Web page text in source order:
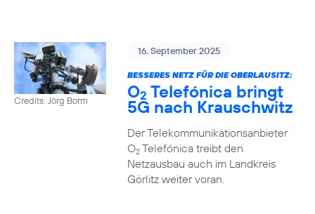
Credits: Jörg Borm
16. September 2025
BESSERES NETZ FÜR DIE OBERLAUSITZ:
O2 Telefónica bringt
5G nach Krauschwitz
Der Telekommunikationsanbieter
O2Telefónica treibt den
Netzausbau auch im Landkreis
Görlitz weiter voran.